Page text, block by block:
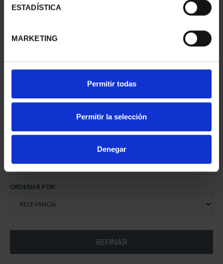
ESTADÍSTICA
MARKETING
Permitir todas
Permitir la selección
Denegar
CAPITALES ESPAÑOLAS
73,00 €
ORDENAR POR:
REFINAR